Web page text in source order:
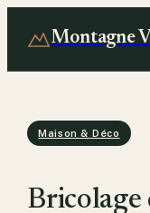
Montagne
Maison & Déco
Bricolage